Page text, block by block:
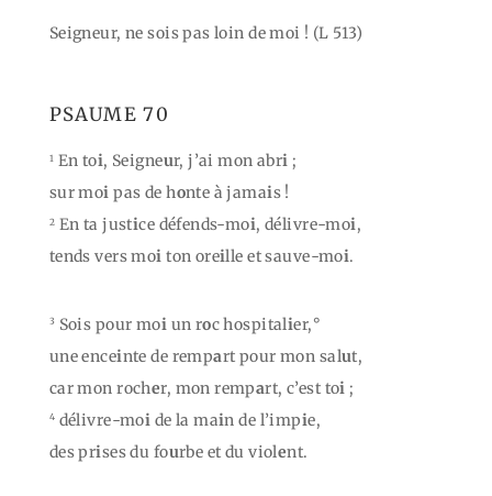
Seigneur, ne sois pas loin de moi ! (L 513)
PSAUME 70
1 En toi, Seigneur, j’ai mon abri ;
sur moi pas de honte à jamais !
2 En ta justice défends-moi, délivre-moi,
tends vers moi ton oreille et sauve-moi.
3 Sois pour moi un roc hospitalier,°
une enceinte de rempart pour mon salut,
car mon rocher, mon rempart, c’est toi ;
4 délivre-moi de la main de l’impie,
des prises du fourbe et du violent.